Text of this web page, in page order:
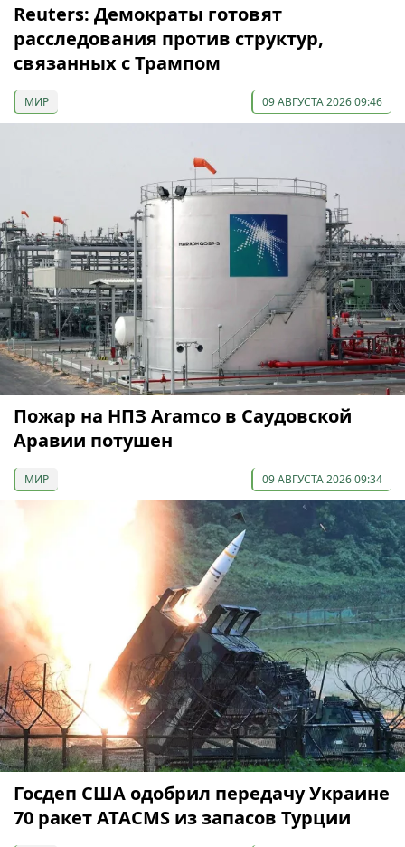
Reuters: Демократы готовят
расследования против структур,
связанных с Трампом
МИР 09 АВГУСТА 2026 09:46
Пожар на НПЗ Aramco в Саудовской
Аравии потушен
МИР 09 АВГУСТА 2026 09:34
Госдеп США одобрил передачу Украине
70 ракет ATACMS из запасов Турции